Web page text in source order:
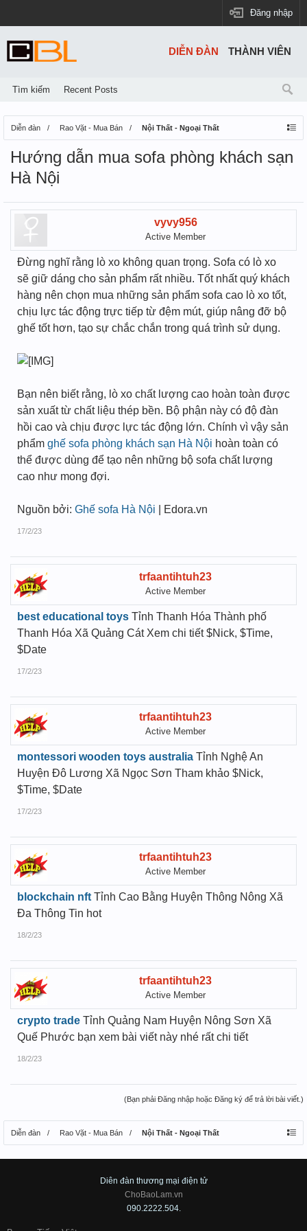
Đăng nhập
Diễn đàn Rao Vặt - Mua Bán Nội Thất - Ngoại Thất
Hướng dẫn mua sofa phòng khách sạn
Hà Nội
vyvy956
Active Member
Đừng nghĩ rằng lò xo không quan trọng. Sofa có lò xo
sẽ giữ dáng cho sản phẩm rất nhiều. Tốt nhất quý khách
hàng nên chọn mua những sản phẩm sofa cao lò xo tốt,
chịu lực tác động trực tiếp từ đệm mút, giúp nâng đỡ bộ
ghế tốt hơn, tạo sự chắc chắn trong quá trình sử dụng.
Bạn nên biết rằng, lò xo chất lượng cao hoàn toàn được
sản xuất từ chất liệu thép bền. Bộ phận này có độ đàn
hồi cao và chịu được lực tác động lớn. Chính vì vậy sản
phẩm ghế sofa phòng khách sạn Hà Nội hoàn toàn có
thể được dùng để tạo nên những bộ sofa chất lượng
cao như mong đợi.
Nguồn bởi: Ghế sofa Hà Nội | Edora.vn
17/2/23
trfaantihtuh23
Active Member
best educational toys Tỉnh Thanh Hóa Thành phố
Thanh Hóa Xã Quảng Cát Xem chi tiết $Nick, $Time,
$Date
17/2/23
trfaantihtuh23
Active Member
montessori wooden toys australia Tỉnh Nghệ An
Huyện Đô Lương Xã Ngọc Sơn Tham khảo $Nick,
$Time, $Date
17/2/23
trfaantihtuh23
Active Member
blockchain nft Tỉnh Cao Bằng Huyện Thông Nông Xã
Đa Thông Tin hot
18/2/23
trfaantihtuh23
Active Member
crypto trade Tỉnh Quảng Nam Huyện Nông Sơn Xã
Quế Phước bạn xem bài viết này nhé rất chi tiết
18/2/23
(Bạn phải Đăng nhập hoặc Đăng ký để trả lời bài viết.)
Diễn đàn Rao Vặt - Mua Bán Nội Thất - Ngoại Thất
DIỄN ĐÀN
Tìm kiếm Recent Posts
THÀNH VIÊN
Diên đàn thương mại điện tử
ChoBaoLam.vn
090.2222.504.